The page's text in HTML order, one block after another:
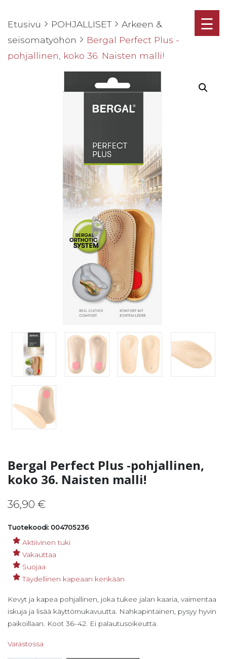
☰
Etusivu POHJALLISET
Arkeen &
seisomatyöhön
Bergal Perfect Plus -
pohjallinen, koko 36. Naisten malli!
Bergal Perfect Plus -pohjallinen,
koko 36. Naisten malli!
36,90 €
Tuotekoodi: 004705236
Aktiivinen tuki
Vakauttaa
Suojaa
Täydellinen kapeaan kenkään
Kevyt ja kapea pohjallinen, joka tukee jalan kaaria, vaimentaa
iskuja ja lisää käyttömukavuutta. Nahkapintainen, pysyy hyvin
paikoillaan. Koot 36–42. Ei palautusoikeutta.
Varastossa